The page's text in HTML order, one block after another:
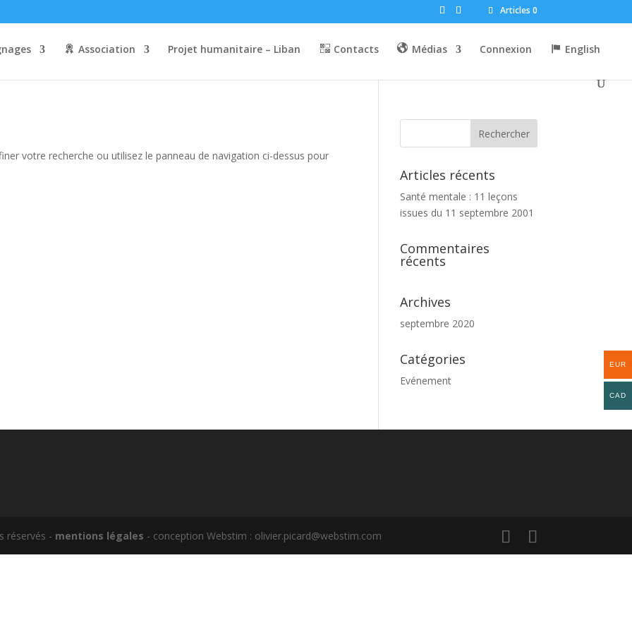
Articles 0
Association Projet humanitaire – Liban Contacts Médias Connexion English
votre recherche ou utilisez le panneau de navigation ci-dessus pour
Articles récents
Santé mentale : 11 leçons
issues du 11 septembre 2001
Commentaires
récents
Archives
septembre 2020
Catégories
Evénement
réservés - mentions légales - conception Webstim : olivier.picard@webstim.com
EUR
CAD